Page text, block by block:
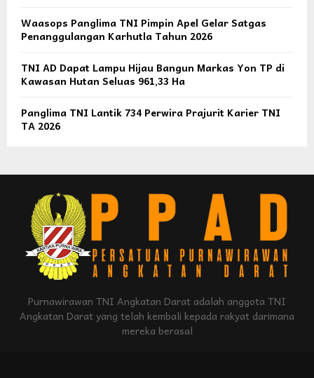
Waasops Panglima TNI Pimpin Apel Gelar Satgas
Penanggulangan Karhutla Tahun 2026
TNI AD Dapat Lampu Hijau Bangun Markas Yon TP di
Kawasan Hutan Seluas 961,33 Ha
Panglima TNI Lantik 734 Perwira Prajurit Karier TNI
TA 2026
Purnawirawan TNI Angkatan Darat adalah anggota TNI
Angkatan Darat yang telah kembali kepada rakyat darimana
mereka berasal